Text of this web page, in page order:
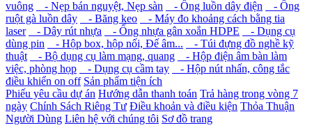
vuông
- Nẹp bán nguyệt, Nẹp sàn - Ống luồn dây điện
- Ống
ruột gà luồn dây
- Băng keo
- Máy đo khoảng cách bằng tia
laser
- Dây rút nhựa - Ống nhựa gân xoắn HDPE
- Dụng cụ
dùng pin
- Hộp box, hộp nối, Đế âm...
- Túi đựng đồ nghề kỹ
thuật
- Bộ dụng cụ làm mạng, quang
- Hộp điện âm bàn làm
việc, phòng họp
- Dụng cụ cầm tay
- Hộp nút nhấn, công tắc
điều khiển on off Sản phẩm tiện ích
Phiếu yêu cầu dự án Hướng dẫn thanh toán Trả hàng trong vòng 7
ngày Chính Sách Riêng Tư Điều khoản và điều kiện Thỏa Thuận
Người Dùng Liên hệ với chúng tôi Sơ đồ trang